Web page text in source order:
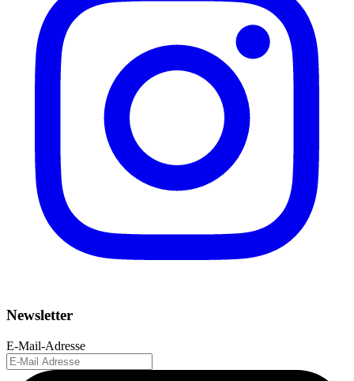
Newsletter
E-Mail-Adresse